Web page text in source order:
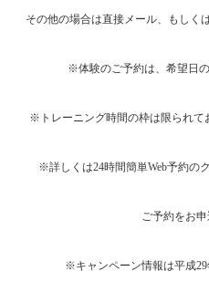
その他の場合は直接メール、もしく
※体験のご予約は、希望日の
※トレーニング時間の枠は限られて
※詳しくは24時間簡単Web予約の
ご予約をお申込
※キャンペーン情報は平成29